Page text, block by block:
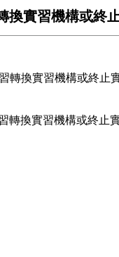
換實習機構或終
轉換實習機構或終止
轉換實習機構或終止